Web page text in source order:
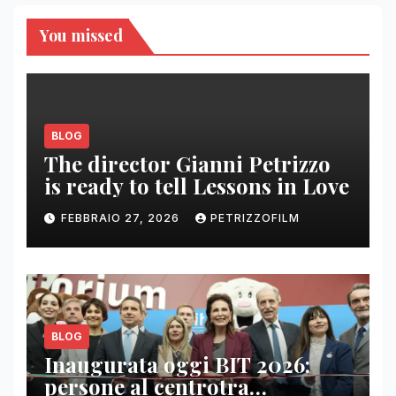
You missed
BLOG
The director Gianni Petrizzo
is ready to tell Lessons in Love
FEBBRAIO 27, 2026 PETRIZZOFILM
BLOG
Inaugurata oggi BIT 2026:
persone al centrotra